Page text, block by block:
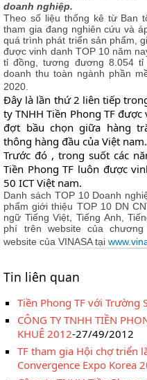
doanh nghiệp.
Theo số liệu thống kê từ Ban
tham gia đang nghiên cứu và
quá trình phát triển sản phẩm,
được vinh danh TOP 10 năm
tỉ đồng, tương đương 8.054
doanh thu toàn ngành phần
2020.
Đây là lần thứ 2 liên tiếp
ty TNHH Tiền Phong TF
đợt bầu chọn giữa hàng
thông hàng đầu của Việt nam.
Trước đó , trong suốt các
Tiền Phong TF luôn được
50 ICT Việt nam.
Danh sách TOP 10 Doanh
phẩm giới thiệu TOP 10 DN
ngữ Tiếng Việt, Tiếng Anh,
phí trên website của
website của VINASA tạiwww.
Tin liên quan
Tiền Phong TF với Trường
CÔNG TY TNHH TIỀN
KHUÊ 2012-27/49/2012
TF tham gia Hội chợ triển
Convergence Expo Korea